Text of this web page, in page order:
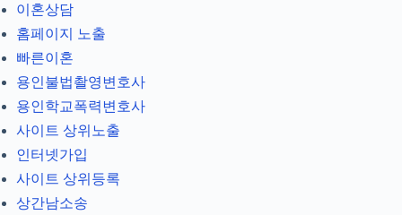
이혼상담
홈페이지 노출
빠른이혼
용인불법촬영변호사
용인학교폭력변호사
사이트 상위노출
인터넷가입
사이트 상위등록
상간남소송